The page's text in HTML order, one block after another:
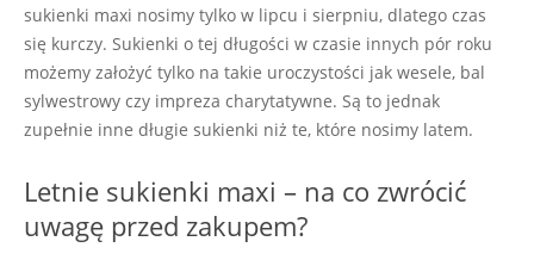
sukienki maxi nosimy tylko w lipcu i sierpniu, dlatego czas
się kurczy. Sukienki o tej długości w czasie innych pór roku
możemy założyć tylko na takie uroczystości jak wesele, bal
sylwestrowy czy impreza charytatywne. Są to jednak
zupełnie inne długie sukienki niż te, które nosimy latem.
Letnie sukienki maxi – na co zwrócić
uwagę przed zakupem?